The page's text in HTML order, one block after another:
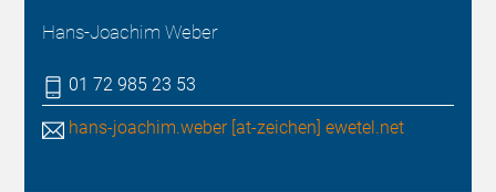
Hans-Joachim Weber
01 72 985 23 53
hans-joachim.weber [at-zeichen] ewetel.net